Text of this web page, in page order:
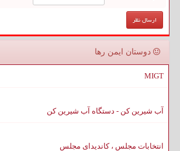
دوستان ایمن رها
MIGT
آب شیرین کن - دستگاه آب شیرین کن
انتخابات مجلس ، کاندیدای مجلس